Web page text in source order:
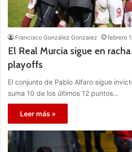
Francisco González Gonzalez febrero
El Real Murcia sigue en
playoffs
El conjunto de Pablo Alfaro sigue
suma 10 de los últimos 12 puntos…
Leer más »